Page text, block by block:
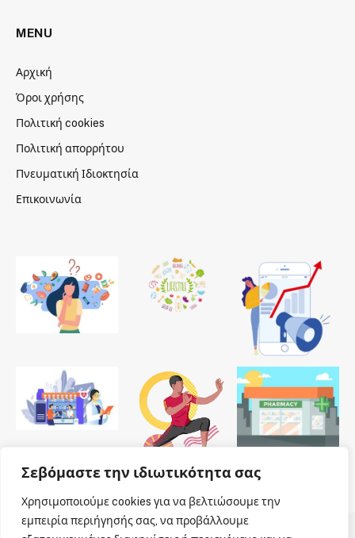
Σεβόμαστε την ιδιωτικότητα σας
Χρησιμοποιούμε cookies για να βελτιώσουμε την
εμπειρία περιήγησής σας, να προβάλλουμε
MENU
Αρχική
Όροι χρήσης
Πολιτική cookies
Πολιτική απορρήτου
Πνευματική Ιδιοκτησία
Επικοινωνία